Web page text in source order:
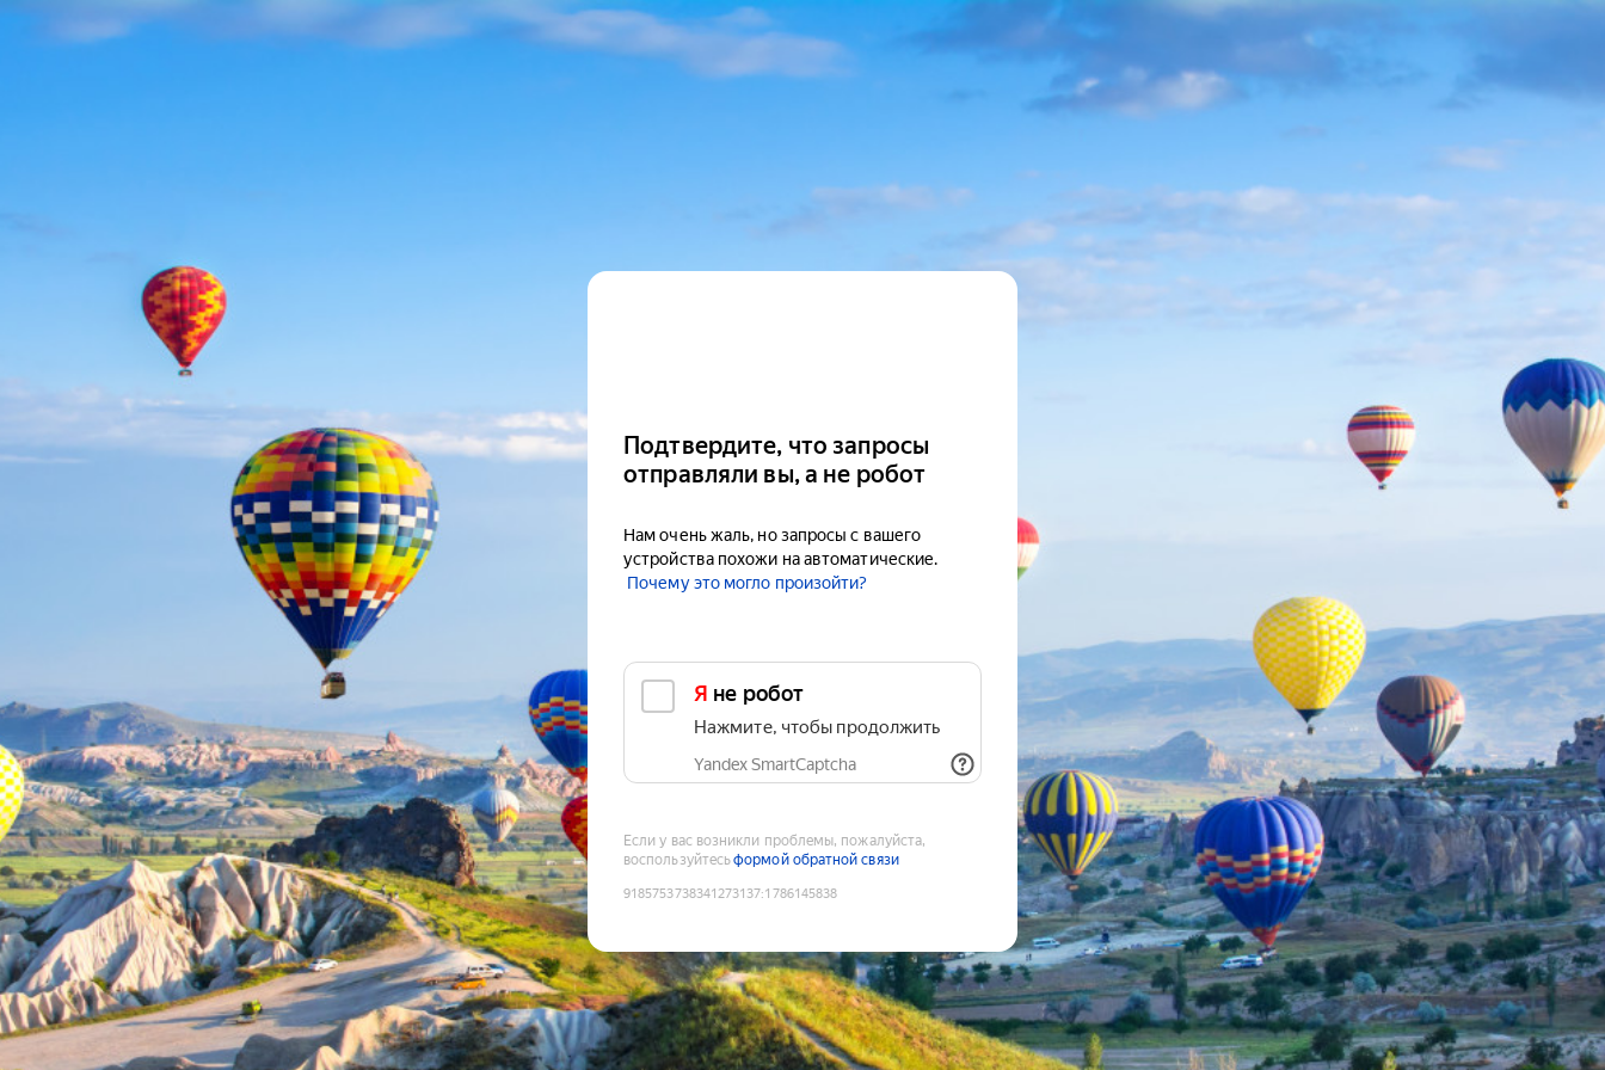
Подтвердите, что запросы
отправляли вы, а не робот
Нам очень жаль, но запросы с вашего
устройства похожи на автоматические.
Почему это могло произойти?
Я не робот
Нажмите, чтобы продолжить
Yandex SmartCaptcha
Если у вас возникли проблемы, пожалуйста,
воспользуйтесьформой обратной связи
9185753738341273137:1786145838